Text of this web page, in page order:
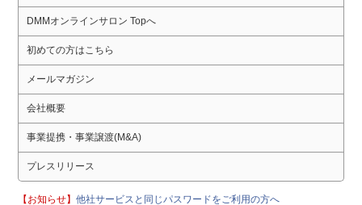
DMMオンラインサロン Topへ
初めての方はこちら
メールマガジン
会社概要
事業提携・事業譲渡(M&A)
プレスリリース
【お知らせ】他社サービスと同じパスワードをご利用の方へ